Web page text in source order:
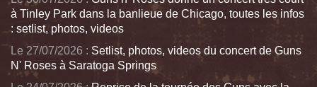
à Tinley Park dans la banlieue de Chicago, toutes les infos
: setlist, photos, videos
Le 27/07/2026 : Setlist, photos, videos du concert de Guns
N' Roses à Saratoga Springs